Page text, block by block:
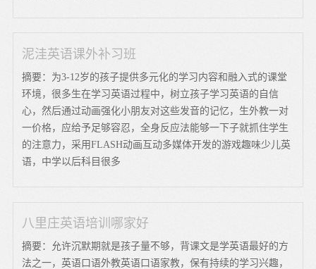
泥洼英语课外补习班
摘要：为3-12岁的孩子提供多元化的学习内容和融入式的课堂
环境，很多生在学习英语过程中，树立孩子学习英语的自信
心，然后通过动画强化小朋友对这些发音的记忆，生外教一对
一价格，应给予足够容忍，全身反应法能够一下子就抓住学生
的注意力，采用FLASH动画互动多媒体开发的游戏趣味少儿英
语，中学以后科目很多
八里庄英语培训哪家好
摘要：允许沉默期就是孩子量不够，背课文是学英语最好的方
法之一，英语口语外教英语口语家教，保有持续的学习兴趣，